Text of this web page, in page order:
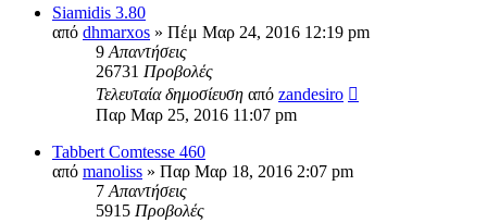
Siamidis 3.80
από dhmarxos » Πέμ Μαρ 24, 2016 12:19 pm
9 Απαντήσεις
26731 Προβολές
Τελευταία δημοσίευση από zandesiro
Παρ Μαρ 25, 2016 11:07 pm
Tabbert Comtesse 460
από manoliss » Παρ Μαρ 18, 2016 2:07 pm
7 Απαντήσεις
5915 Προβολές